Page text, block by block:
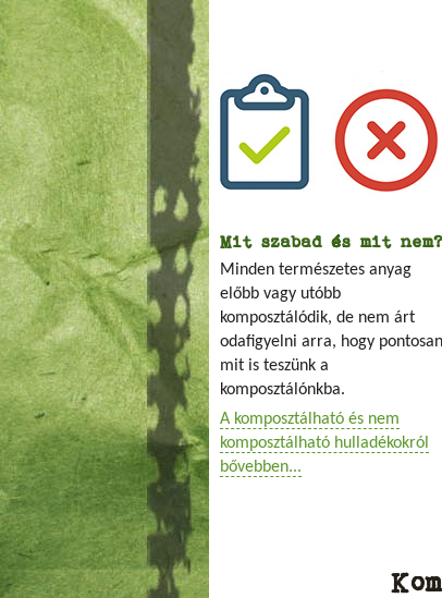
Mit szabad és mit nem?
Minden természetes anyag
előbb vagy utóbb
komposztálódik, de nem árt
odafigyelni arra, hogy pontosan
mit is teszünk a
komposztálónkba.
A komposztálható és nem
komposztálható hulladékokról
bővebben...